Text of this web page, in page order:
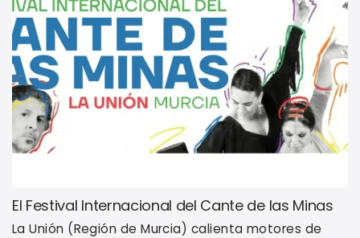
El Festival Internacional del Cante de las Minas
La Unión (Región de Murcia) calienta motores de